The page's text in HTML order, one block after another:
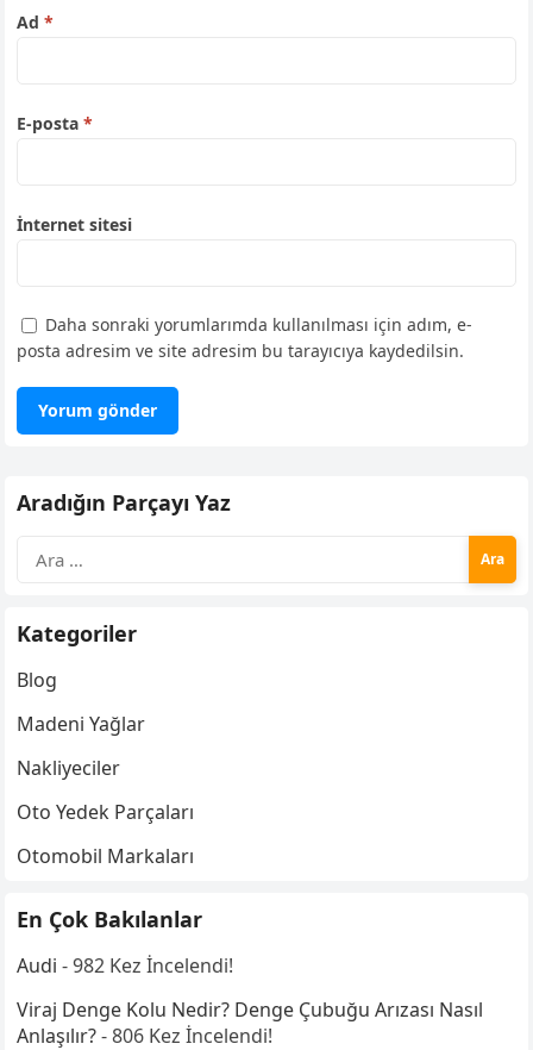
Ad*
E-posta*
İnternet sitesi
Daha sonraki yorumlarımda kullanılması için adım, e-
posta adresim ve site adresim bu tarayıcıya kaydedilsin.
Aradığın Parçayı Yaz
Kategoriler
Blog
Madeni Yağlar
Nakliyeciler
Oto Yedek Parçaları
Otomobil Markaları
En Çok Bakılanlar
Audi - 982 Kez İncelendi!
Viraj Denge Kolu Nedir? Denge Çubuğu Arızası Nasıl
Anlaşılır?- 806 Kez İncelendi!